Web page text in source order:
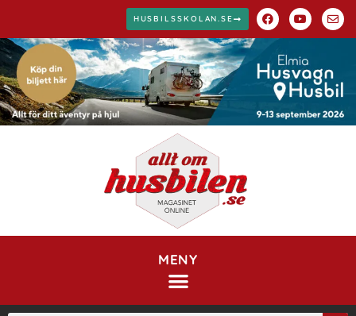
HUSBILSSKOLAN.SE
MENY